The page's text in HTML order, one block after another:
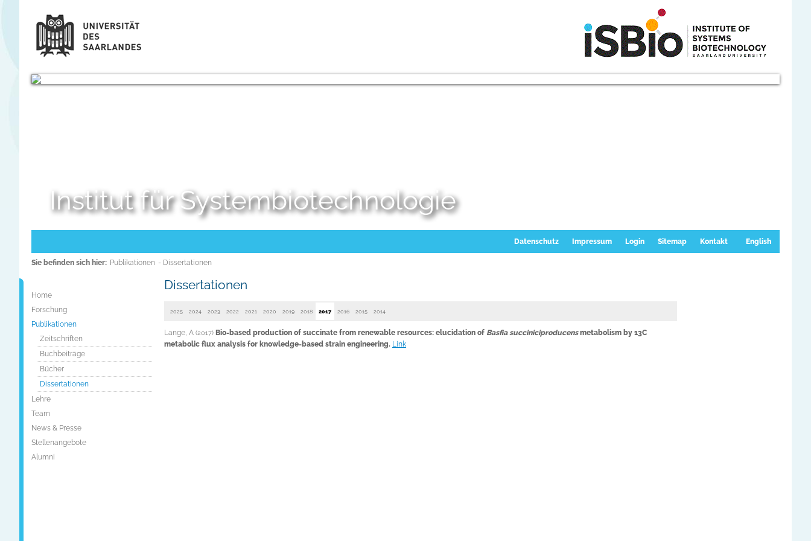
Institut für Systembiotechnologie
English
Kontakt
Sitemap
Login
Impressum
Datenschutz
Sie befinden sich hier: Publikationen - Dissertationen
Home
Forschung
Publikationen
Zeitschriften
Buchbeiträge
Bücher
Dissertationen
Lehre
Team
News & Presse
Stellenangebote
Alumni
Dissertationen
2025 2024 2023 2022 2021 2020 2019 2018 2017 2016 2015 2014
Lange, A (2017) Bio-based production of succinate from renewable resources: elucidation of Basfia succiniciproducensmetabolism by 13C
metabolic flux analysis for knowledge-based strain engineering. Link